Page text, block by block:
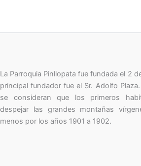
La Parroquia Pinllopata fue fundada el 2
principal fundador fue el Sr. Adolfo
se consideran que los primeros
despejar las grandes montañas
menos por los años 1901 a 1902.